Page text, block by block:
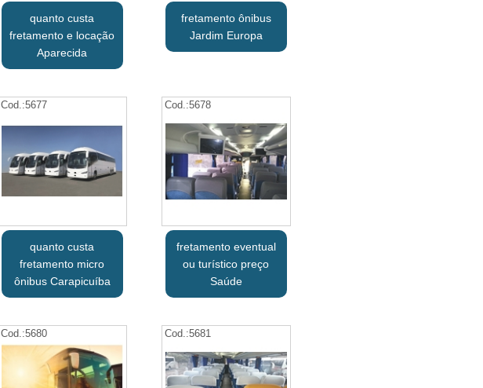
quanto custa
fretamento e locação
Aparecida
fretamento ônibus
Jardim Europa
Cod.:5677
quanto custa
fretamento micro
ônibus Carapicuíba
Cod.:5678
fretamento eventual
ou turístico preço
Saúde
Cod.:5680 Cod.:5681